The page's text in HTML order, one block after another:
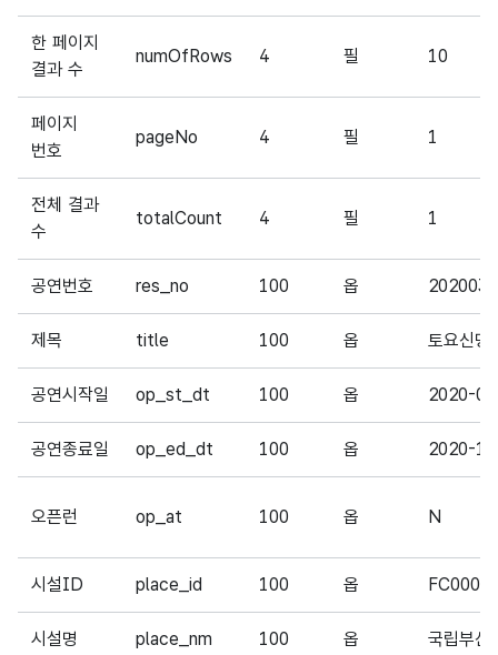
한 페이지
결과 수
numOfRows 4 필 10
페이지
번호
pageNo 4 필 1
전체 결과
수
totalCount 4 필 1
공연번호 res_no 100 옵
제목 title 100 옵 토요신명
공연시작일 op_st_dt 100 옵 2020-
공연종료일 op_ed_dt 100 옵 2020-
오픈런 op_at 100 옵 N
시설ID place_id 100 옵
시설명 place_nm 100 옵 국립부산